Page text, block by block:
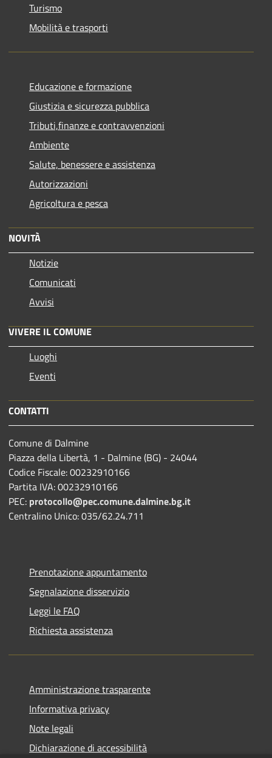
Turismo
Mobilità e trasporti
Educazione e formazione
Giustizia e sicurezza pubblica
Tributi,finanze e contravvenzioni
Ambiente
Salute, benessere e assistenza
Autorizzazioni
Agricoltura e pesca
NOVITÀ
Notizie
Comunicati
Avvisi
VIVERE IL COMUNE
Luoghi
Eventi
CONTATTI
Comune di Dalmine
Piazza della Libertà, 1 - Dalmine (BG) - 24044
Codice Fiscale: 00232910166
Partita IVA: 00232910166
PEC: protocollo@pec.comune.dalmine.bg.it
Centralino Unico: 035/62.24.711
Prenotazione appuntamento
Segnalazione disservizio
Leggi le FAQ
Richiesta assistenza
Amministrazione trasparente
Informativa privacy
Note legali
Dichiarazione di accessibilità